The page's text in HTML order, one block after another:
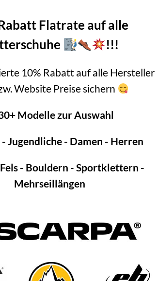
Flatrate auf alle
!!!
10% Rabatt auf alle Hersteller
Website Preise sichern
Modelle zur Auswahl
Jugendliche - Damen - Herren
- Bouldern - Sportklettern -
Mehrseillängen